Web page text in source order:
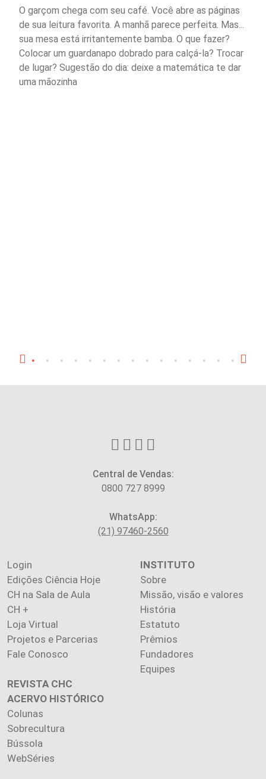
O garçom chega com seu café. Você abre as páginas
de sua leitura favorita. A manhã parece perfeita. Mas...
sua mesa está irritantemente bamba. O que fazer?
Colocar um guardanapo dobrado para calçá-la? Trocar
de lugar? Sugestão do dia: deixe a matemática te dar
uma mãozinha
Central de Vendas:
0800 727 8999
WhatsApp:
(21) 97460-2560
Login
Edições Ciência Hoje
CH na Sala de Aula
CH +
Loja Virtual
Projetos e Parcerias
Fale Conosco
INSTITUTO
Sobre
Missão, visão e valores
História
Estatuto
Prêmios
Fundadores
Equipes
REVISTA CHC
ACERVO HISTÓRICO
Colunas
Sobrecultura
Bússola
WebSéries